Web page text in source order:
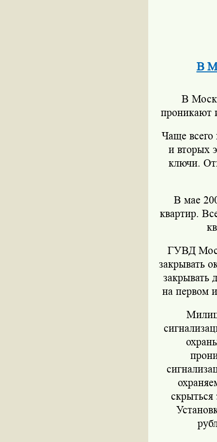
В
В
проникают
Чаще
и вторых
ключи.
В мае
квартир.
ГУВД
закрывать
закрывать
на первом
скрыться